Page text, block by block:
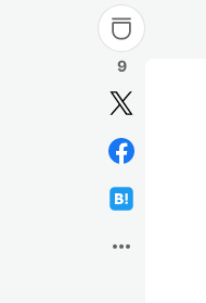
9
more_horiz